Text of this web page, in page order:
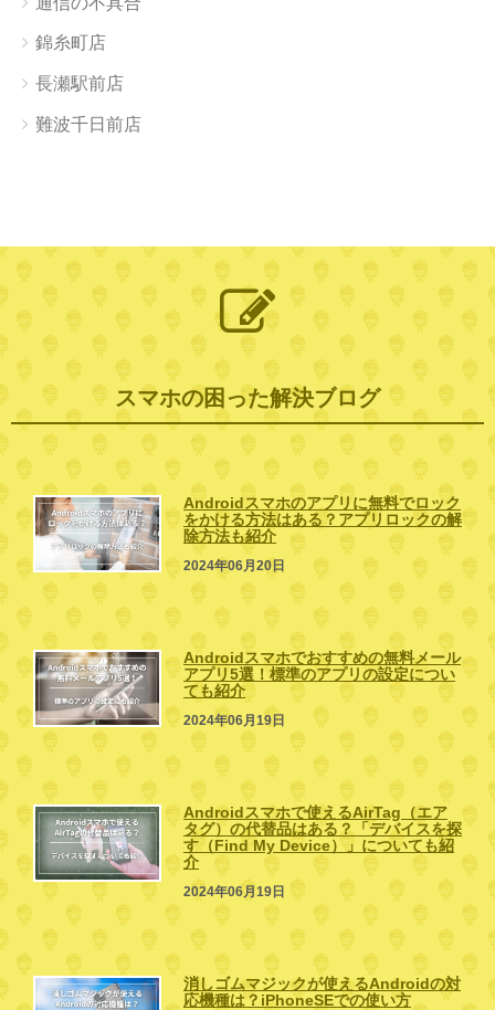
錦糸町店
長瀬駅前店
難波千日前店
スマホの困った解決ブログ
Androidスマホのアプリに無料でロック
をかける方法はある？アプリロックの解
除方法も紹介
2024年06月20日
Androidスマホでおすすめの無料メール
アプリ5選！標準のアプリの設定につい
ても紹介
2024年06月19日
Androidスマホで使えるAirTag（エア
タグ）の代替品はある？「デバイスを探
す（Find My Device）」についても紹
介
2024年06月19日
消しゴムマジックが使えるAndroidの対
応機種は？iPhoneSEでの使い方